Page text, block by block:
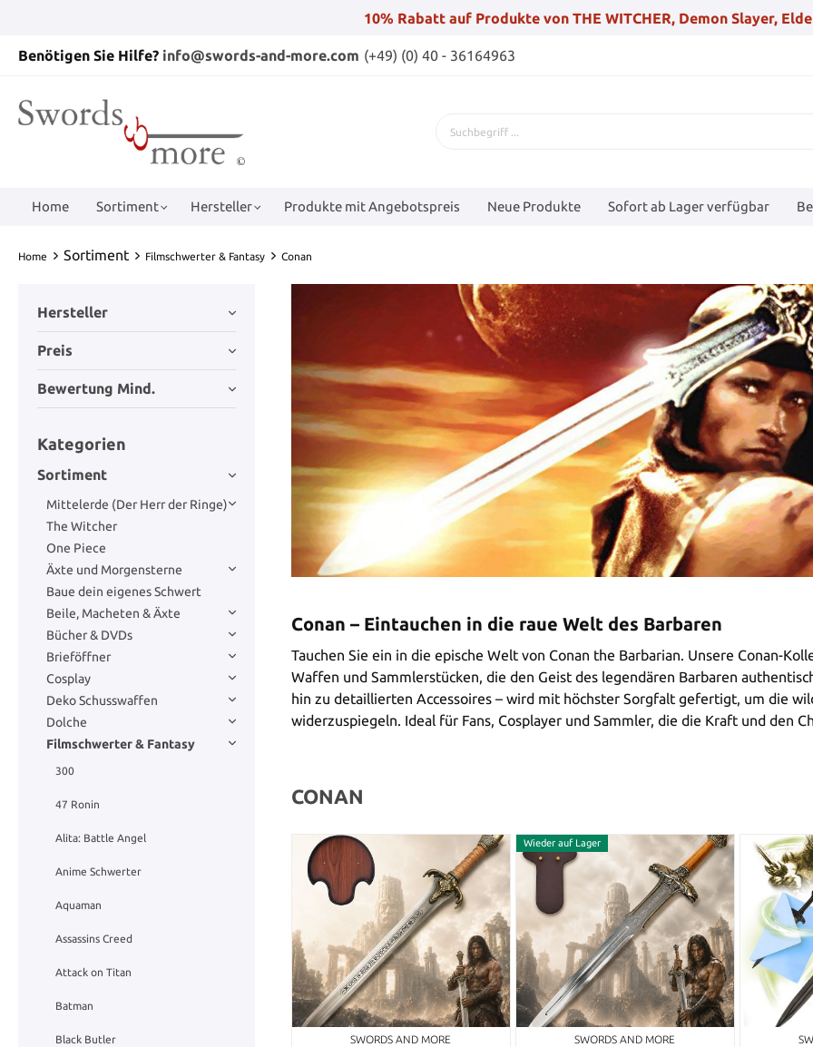
10% Rabatt auf Produkte von THE WITCHER, Demon Slayer,
Benötigen Sie Hilfe? info@swords-and-more.com (+49) (0) 40 - 36164963
Home Sortiment Hersteller Produkte mit Angebotspreis Neue Produkte Sofort ab Lager verfügbar
Home Sortiment Filmschwerter & Fantasy Conan
Hersteller
Preis
Bewertung Mind.
Kategorien
Sortiment
Mittelerde (Der Herr der Ringe)
The Witcher
One Piece
Äxte und Morgensterne
Baue dein eigenes Schwert
Beile, Macheten & Äxte
Bücher & DVDs
Brieföffner
Cosplay
Deko Schusswaffen
Dolche
Filmschwerter & Fantasy
300
47 Ronin
Alita: Battle Angel
Anime Schwerter
Aquaman
Assassins Creed
Attack on Titan
Batman
Black Butler
Conan – Eintauchen in die raue Welt des Barbaren
Tauchen Sie ein in die epische Welt von Conan the Barbarian. Unsere Conan-
Waffen und Sammlerstücken, die den Geist des legendären Barbaren
hin zu detaillierten Accessoires – wird mit höchster Sorgfalt gefertigt, um die
widerzuspiegeln. Ideal für Fans, Cosplayer und Sammler, die die Kraft und den
CONAN
SWORDS AND MORE
Wieder auf Lager
SWORDS AND MORE